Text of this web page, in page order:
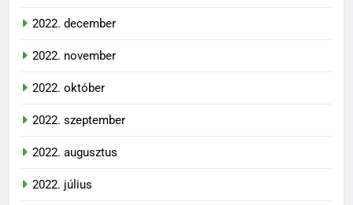
2022. december
2022. november
2022. október
2022. szeptember
2022. augusztus
2022. július